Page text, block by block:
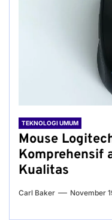
TEKNOLOGI UMUM
Mouse
Komprehensif
Kualitas
Carl Baker November